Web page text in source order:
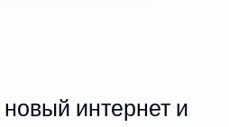
интернет и